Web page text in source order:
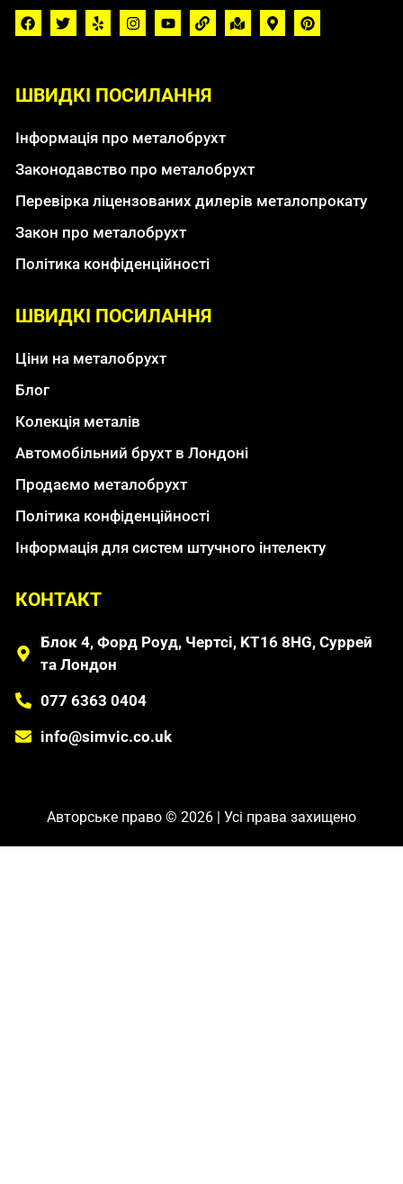
ШВИДКІ ПОСИЛАННЯ
Інформація про металобрухт
Законодавство про металобрухт
Перевірка ліцензованих дилерів металопрокату
Закон про металобрухт
Політика конфіденційності
ШВИДКІ ПОСИЛАННЯ
Ціни на металобрухт
Блог
Колекція металів
Автомобільний брухт в Лондоні
Продаємо металобрухт
Політика конфіденційності
Інформація для систем штучного інтелекту
КОНТАКТ
Блок 4, Форд Роуд, Чертсі, KT16 8HG, Суррей
та Лондон
077 6363 0404
info@simvic.co.uk
Авторське право © 2026 | Усі права захищено